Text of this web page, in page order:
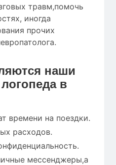
травм,помочь
иногда
прочих
наши
в
времени на поездки.
расходов.
мессенджеры,а